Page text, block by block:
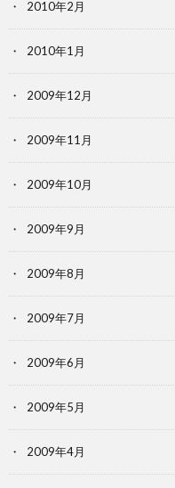
2010年2月
2010年1月
2009年12月
2009年11月
2009年10月
2009年9月
2009年8月
2009年7月
2009年6月
2009年5月
2009年4月